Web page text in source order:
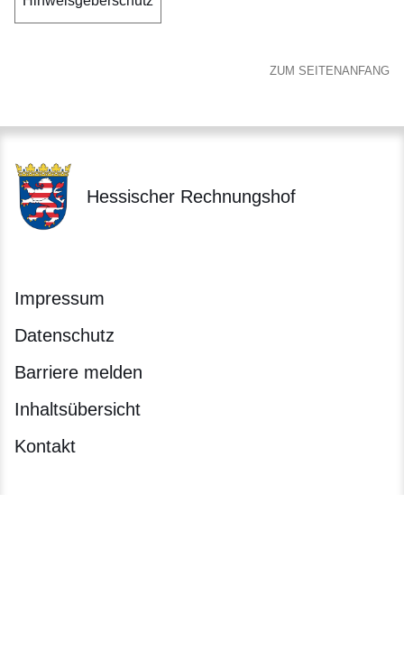
ZUM SEITENANFANG
Hessischer Rechnungshof
Impressum
Datenschutz
Barriere melden
Inhaltsübersicht
Kontakt